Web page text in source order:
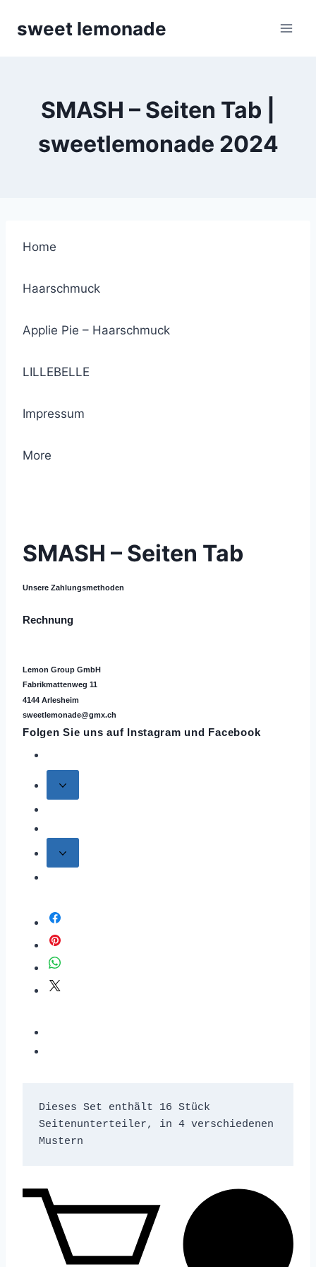
sweet lemonade
SMASH – Seiten Tab |
sweetlemonade 2024
Home
Haarschmuck
Applie Pie – Haarschmuck
LILLEBELLE
Impressum
More
SMASH – Seiten Tab
Unsere Zahlungsmethoden
Rechnung
Lemon Group GmbH
Fabrikmattenweg 11
4144 Arlesheim
sweetlemonade@gmx.ch
Folgen Sie uns auf Instagram und Facebook
Dieses Set enthält 16 Stück
Seitenunterteiler, in 4 verschiedenen
Mustern